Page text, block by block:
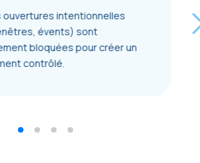
ouvertures intentionnelles
évents) sont
bloquées pour créer un
contrôlé.